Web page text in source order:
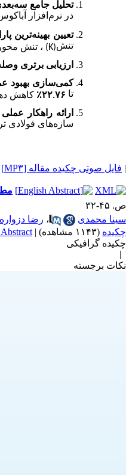
تحلیل جامع
در نرم‌افزار
تعیین بهینه‌ترین
تنش(K) ، تنش
ارزیابی برتری
کمی‌سازی بهبود
تا ۲۲.۷۶٪ کاهش
ارائه راهکار
سازه‌های فولادی
| فایل صوتی چکیده مقاله [MP۳]
ص. ۴۵-۳۲
سینا محمدی
، رضا دزواره
چکیده (۱۱۴۳ مشاهده) |
Abstract |
چکیده گرافیکی
|
نکات برجسته